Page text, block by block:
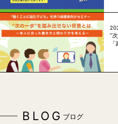
“
BLOG ブログ